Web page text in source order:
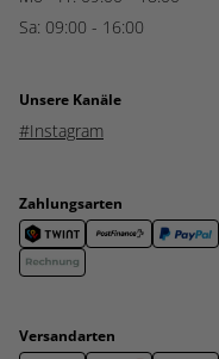
Sa: 09:00 - 16:00
Unsere Kanäle
#Instagram
Zahlungsarten
Versandarten